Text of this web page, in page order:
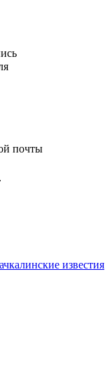
почты
известия